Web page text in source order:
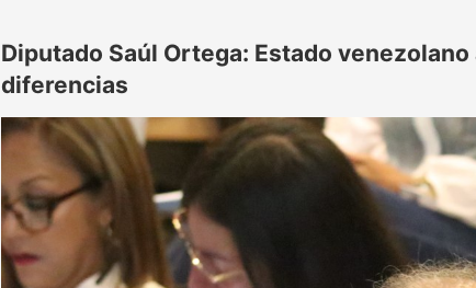
Diputado Saúl Ortega: Estado
diferencias